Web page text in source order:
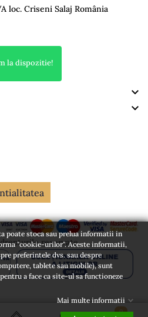
0
loc. Criseni Salaj România


rezervate
la dispozitie!
poate stoca sau prelua informatii in
"cookie-urilor". Aceste informatii,
preferintele dvs. sau despre
tablete sau mobile), sunt
a face ca site-ul sa functioneze
Mai multe informatii